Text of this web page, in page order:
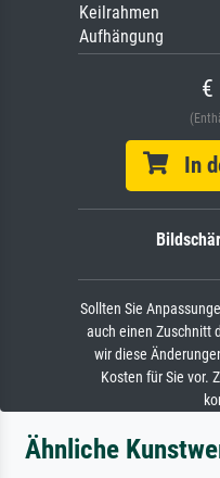
Keilrahmen
Aufhängung
€
In
Sollten Sie
auch einen Zuschnitt
wir diese
Kosten für Sie vor.
Ähnliche